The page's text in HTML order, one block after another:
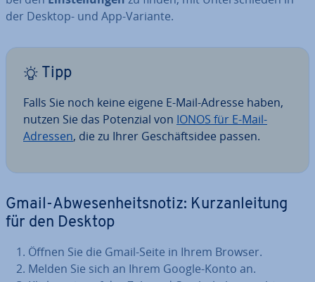
der Desktop- und App-Variante.
Tipp
Falls Sie noch keine eigene E-Mail-Adresse haben,
nutzen Sie das Potenzial von IONOS für E-Mail-
Adressen, die zu Ihrer Ge­schäfts­idee passen.
Gmail-Ab­we­sen­heits­no­tiz: Kurz­an­lei­tung
für den Desktop
Öffnen Sie die Gmail-Seite in Ihrem Browser.
Melden Sie sich an Ihrem Google-Konto an.